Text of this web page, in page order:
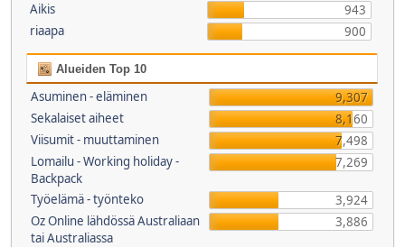
Aikis
943
riaapa
900
Alueiden Top 10
Asuminen - eläminen
9,307
Sekalaiset aiheet
8,160
Viisumit - muuttaminen
7,498
Lomailu - Working holiday -
Backpack
7,269
Työelämä - työnteko
3,924
Oz Online lähdössä Australiaan
tai Australiassa
3,886